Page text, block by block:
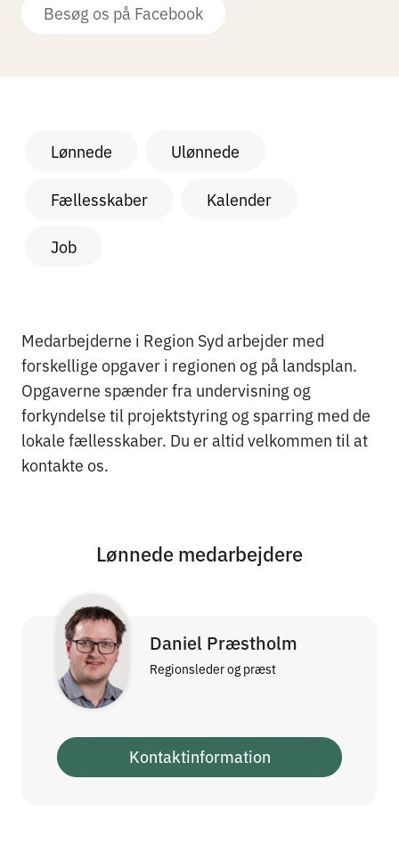
Besøg os på Facebook
Lønnede Ulønnede
Fællesskaber Kalender
Job
Medarbejderne i Region Syd arbejder med
forskellige opgaver i regionen og på landsplan.
Opgaverne spænder fra undervisning og
forkyndelse til projektstyring og sparring med de
lokale fællesskaber. Du er altid velkommen til at
kontakte os.
Lønnede medarbejdere
Daniel Præstholm
Regionsleder og præst
Kontaktinformation